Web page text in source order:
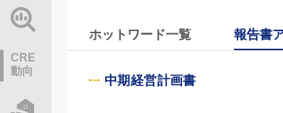
CRE
動向
ホットワード一覧 報告書
中期経営計画書